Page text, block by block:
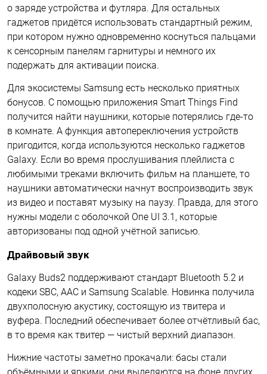
о заряде устройства и футляра. Для остальных
гаджетов придётся использовать стандартный режим,
при котором нужно одновременно коснуться пальцами
к сенсорным панелям гарнитуры и немного их
подержать для активации поиска.
Для экосистемы Samsung есть несколько приятных
бонусов. С помощью приложения Smart Things Find
получится найти наушники, которые потерялись где-то
в комнате. А функция автопереключения устройств
пригодится, когда используются несколько гаджетов
Galaxy. Если во время прослушивания плейлиста с
любимыми треками включить фильм на планшете, то
наушники автоматически начнут воспроизводить звук
из видео и поставят музыку на паузу. Правда, для этого
нужны модели с оболочкой One UI 3.1, которые
авторизованы под одной учётной записью.
Драйвовый звук
Galaxy Buds2 поддерживают стандарт Bluetooth 5.2 и
кодеки SBC, AAC и Samsung Scalable. Новинка получила
двухполосную акустику, состоящую из твитера и
вуфера. Последний обеспечивает более отчётливый бас,
в то время как твитер — чистый верхний диапазон.
Нижние частоты заметно прокачали: басы стали